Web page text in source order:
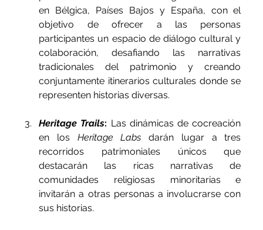
en Bélgica, Países Bajos y España, con el
objetivo de ofrecer a las personas
participantes un espacio de diálogo cultural y
colaboración, desafiando las narrativas
tradicionales del patrimonio y creando
conjuntamente itinerarios culturales donde se
representen historias diversas.
Heritage Trails: Las dinámicas de cocreación
en los Heritage Labs darán lugar a tres
recorridos patrimoniales únicos que
destacarán las ricas narrativas de
comunidades religiosas minoritarias e
invitarán a otras personas a involucrarse con
sus historias.